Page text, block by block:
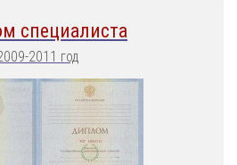
специалиста
2011 год